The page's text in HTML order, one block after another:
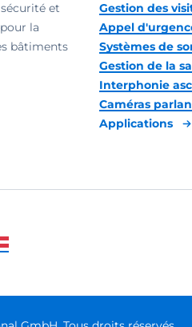
et
la
bâtiments
Gestion des
Appel
Systèmes de
Gestion de la
Interphonie
Caméras
Applications